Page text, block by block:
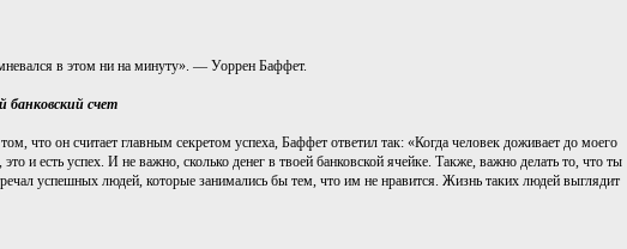
в этом ни на минуту». — Уоррен Баффет.
банковский счет
что он считает главным секретом успеха, Баффет ответил так: «Когда человек доживает до моего
и есть успех. И не важно, сколько денег в твоей банковской ячейке. Также, важно делать то, что ты
успешных людей, которые занимались бы тем, что им не нравится. Жизнь таких людей выглядит